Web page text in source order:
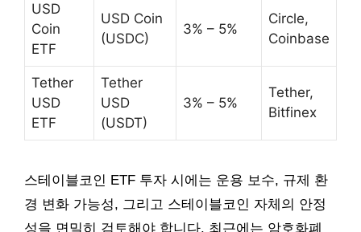
USD
Coin
ETF
USD Coin
(USDC)
3% – 5%
Circle,
Coinbase
Tether
USD
ETF
Tether
USD
(USDT)
3% – 5%
Tether,
Bitfinex
스테이블코인 ETF 투자 시에는 운용 보수, 규제 환
경 변화 가능성, 그리고 스테이블코인 자체의 안정
성을 면밀히 검토해야 합니다. 최근에는 암호화폐